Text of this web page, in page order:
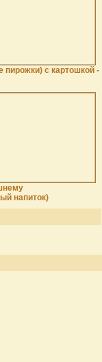
пирожки) с картошкой -
напиток)